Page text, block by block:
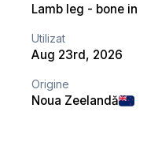
Lamb leg - bone in
Utilizat
Aug 23rd, 2026
Origine
Noua Zeelandă